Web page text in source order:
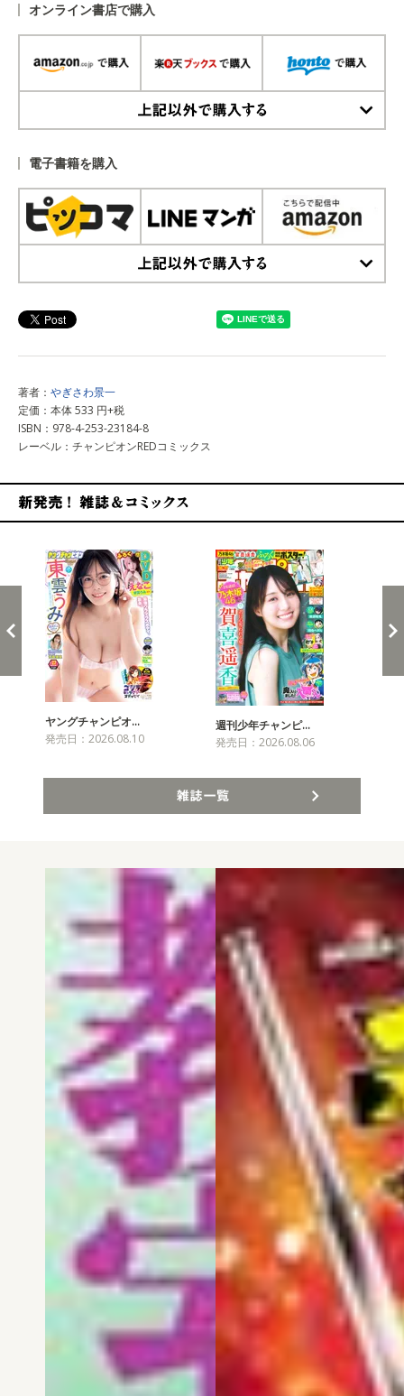
オンライン書店で購入
電子書籍を購入
著者： やぎさわ景一
定価：本体 533 円+税
ISBN：978-4-253-23184-8
レーベル：チャンピオンREDコミックス
ヤングチャンピオ…
発売日：2026.08.10
週刊少年チャンピ…
発売日：2026.08.06